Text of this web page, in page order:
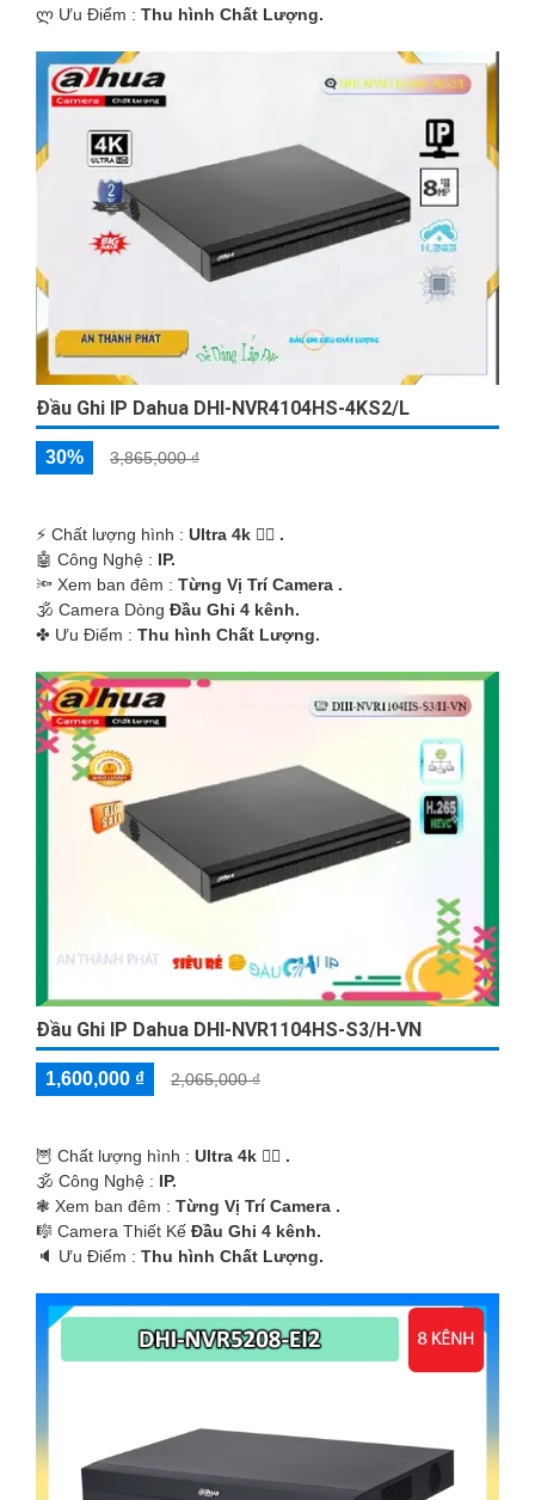
️ლ Ưu Điểm : Thu hình Chất Lượng.
Đầu Ghi IP Dahua DHI-NVR4104HS-4KS2/L
30% 3,865,000 ₫
️⚡ Chất lượng hình : Ultra 4k 👍🏾 .
🤖️ Công Nghệ : IP.
🔦 Xem ban đêm : Từng Vị Trí Camera .
🕉️ Camera Dòng Đầu Ghi 4 kênh.
️✤ Ưu Điểm : Thu hình Chất Lượng.
Đầu Ghi IP Dahua DHI-NVR1104HS-S3/H-VN
1,600,000 ₫ 2,065,000 ₫
🦉 Chất lượng hình : Ultra 4k 👍🏾 .
🕉️ Công Nghệ : IP.
❃ Xem ban đêm : Từng Vị Trí Camera .
🎼️ Camera Thiết Kế Đầu Ghi 4 kênh.
️🔈 Ưu Điểm : Thu hình Chất Lượng.